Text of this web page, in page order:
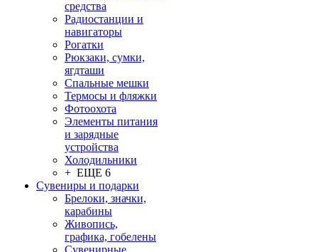
средства
Радиостанции и
навигаторы
Рогатки
Рюкзаки, сумки,
ягдташи
Спальные мешки
Термосы и фляжки
Фотоохота
Элементы питания
и зарядные
устройства
Холодильники
+ ЕЩЕ 6
Сувениры и подарки
Брелоки, значки,
карабины
Живопись,
графика, гобелены
Сувенирные